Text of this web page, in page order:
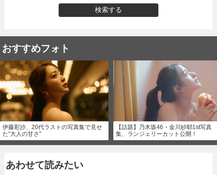
検索する
おすすめフォト
伊藤彩沙、20代ラストの写真集で見せ
た“大人の甘さ”
【話題】乃木坂46・金川紗耶1st写真
集、ランジェリーカット公開！
あわせて読みたい